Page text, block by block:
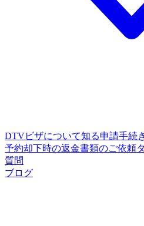
DTVビザについて知る申請手続
予約却下時の返金書類のご依頼
質問
ブログ